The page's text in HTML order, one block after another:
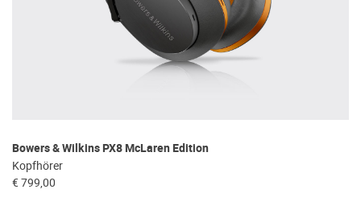
Bowers & Wilkins PX8 McLaren Edition
Kopfhörer
€ 799,00